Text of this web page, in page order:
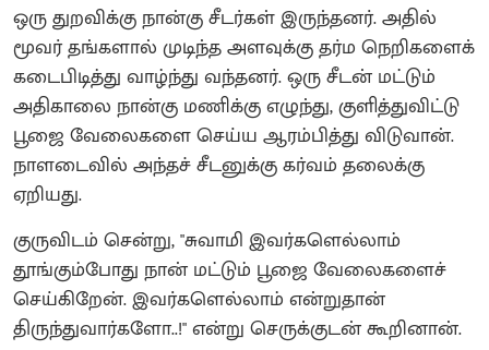
ஒரு துறவிக்கு நான்கு சீடர்கள் இருந்தனர். அதில்
மூவர் தங்களால் முடிந்த அளவுக்கு தர்ம நெறிகளைக்
கடைபிடித்து வாழ்ந்து வந்தனர். ஒரு சீடன் மட்டும்
அதிகாலை நான்கு மணிக்கு எழுந்து, குளித்துவிட்டு
பூஜை வேலைகளை செய்ய ஆரம்பித்து விடுவான்.
நாளடைவில் அந்தச் சீடனுக்கு கர்வம் தலைக்கு
ஏறியது.
குருவிடம் சென்று, "சுவாமி இவர்களெல்லாம்
தூங்கும்போது நான் மட்டும் பூஜை வேலைகளைச்
செய்கிறேன். இவர்களெல்லாம் என்றுதான்
திருந்துவார்களோ..!" என்று செருக்குடன் கூறினான்.